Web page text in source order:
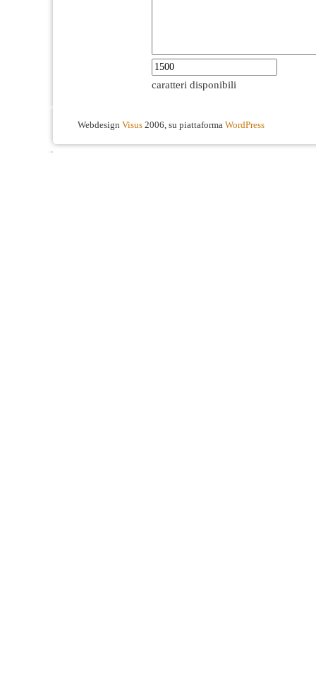
caratteri disponibili
Webdesign Visus 2006, su piattaforma WordPress